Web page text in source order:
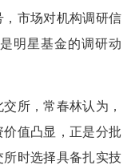
市场对机构调研信
明星基金的调研动
所，常春林认为，
值凸显，正是分批
时选择具备扎实技